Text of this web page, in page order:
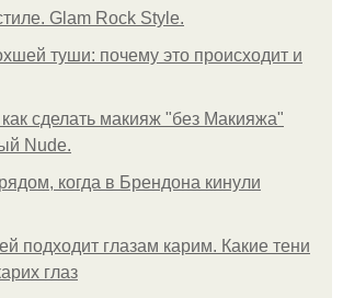
Glam Rock Style.
туши: почему это происходит и
сделать макияж "без Макияжа"
Nude.
когда в Брендона кинули
подходит глазам карим. Какие тени
глаз